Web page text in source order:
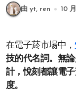
由 yt, ren 10
在電子菸市場中，
技的代名詞。無
計，悅刻都讓電
度。